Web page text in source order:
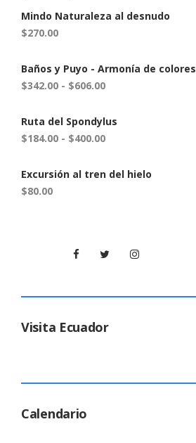
Mindo Naturaleza al desnudo
$270.00
Baños y Puyo - Armonía de colores
$342.00 - $606.00
Ruta del Spondylus
$184.00 - $400.00
Excursión al tren del hielo
$80.00
Visita Ecuador
Calendario